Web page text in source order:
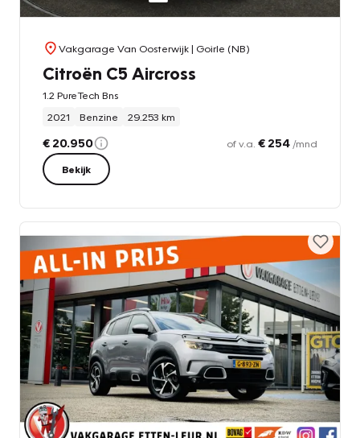
Vakgarage Van Oosterwijk| Goirle (NB)
Citroën C5 Aircross
1.2 PureTech Bns
2021
Benzine 29.253 km
€ 20.950 of v.a. € 254 /mnd
Bekijk